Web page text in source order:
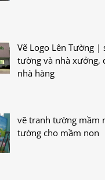
Vẽ Logo Lên Tường |
tường và nhà xưởng,
nhà hàng
vẽ tranh tường mầm
tường cho mầm non